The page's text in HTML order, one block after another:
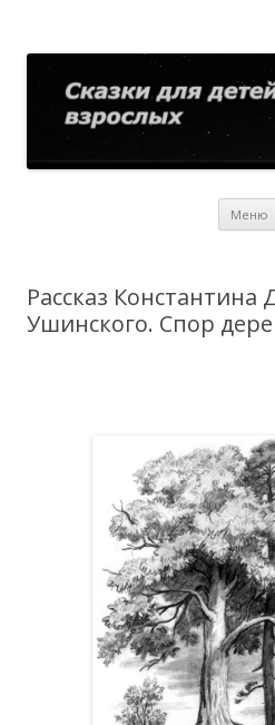
Меню
Рассказ
Ушинского. Спор